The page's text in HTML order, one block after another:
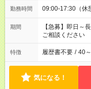
勤務時間 09:00-17:30（休
期間
【急募】即日
ご相談ください
特徴 履歴書不要 / 40
気になる！